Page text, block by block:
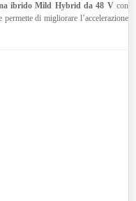
ibrido Mild Hybrid da 48 Vcon
di migliorare l’accelerazione